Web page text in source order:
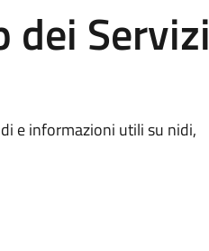
dei Servizi
e informazioni utili su nidi,